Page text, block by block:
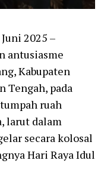
2025 –
antusiasme
Kabupaten
Tengah, pada
ruah
larut dalam
secara kolosal
Hari Raya Idul